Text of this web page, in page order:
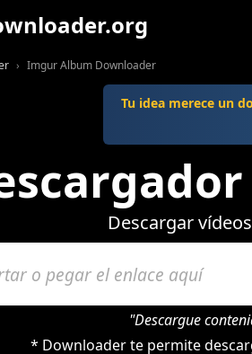
Imgur Album Downloader
Tu idea merece un
Descargar
"Descargue
* Downloader te permite